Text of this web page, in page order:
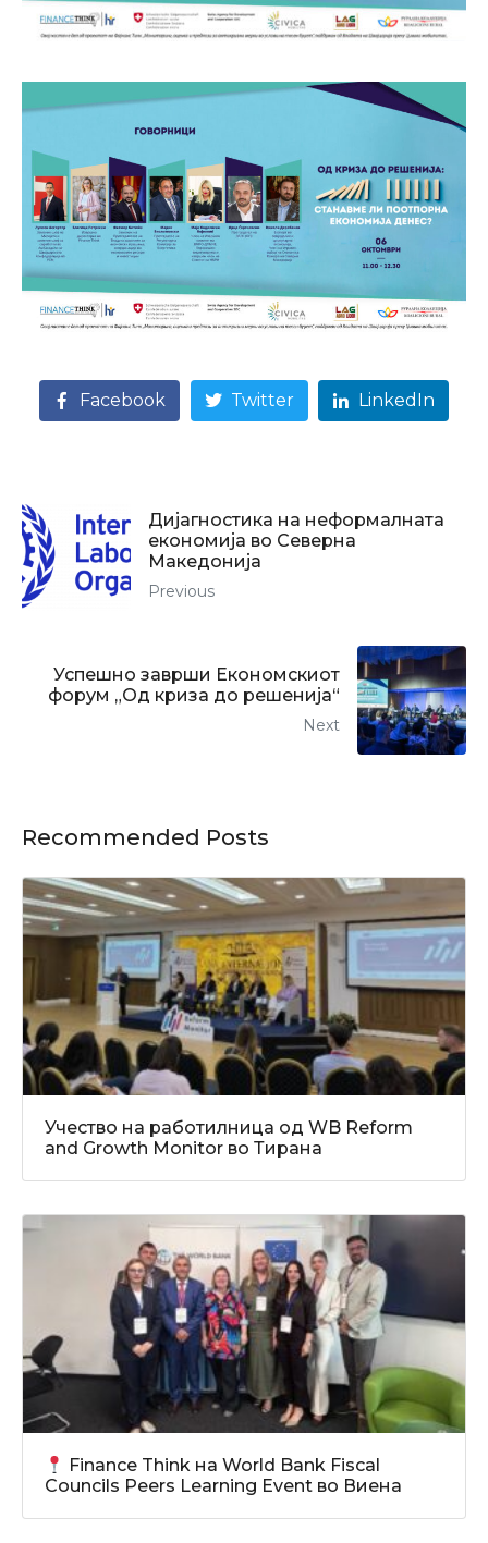
Facebook Twitter LinkedIn
Дијагностика на неформалната
економија во Северна
Македонија
Previous
Успешно заврши Економскиот
форум „Од криза до решенија“
Next
Recommended Posts
Учество на работилница од WB Reform
and Growth Monitor во Тирана
Finance Think на World Bank Fiscal
Councils Peers Learning Event во Виена